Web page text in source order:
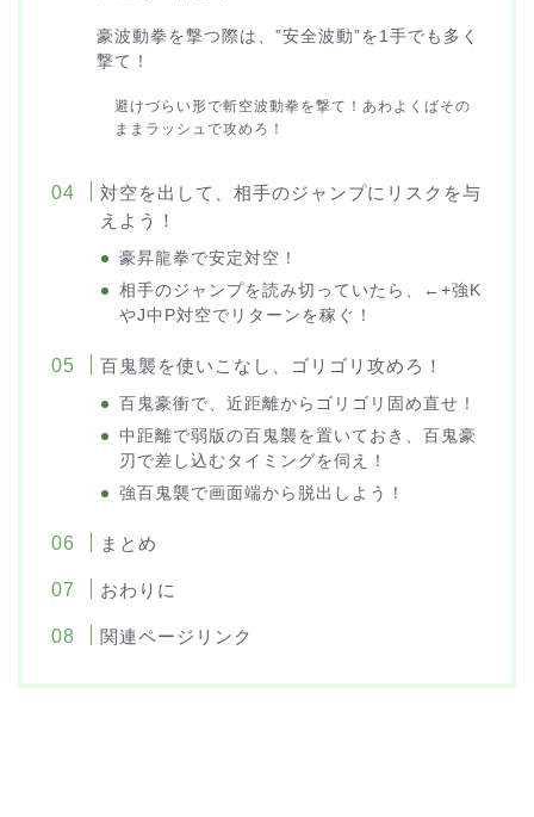
豪波動拳を撃つ際は、”安全波動”を1手でも多く
撃て！
避けづらい形で斬空波動拳を撃て！あわよくばその
ままラッシュで攻めろ！
対空を出して、相手のジャンプにリスクを与
えよう！
豪昇龍拳で安定対空！
相手のジャンプを読み切っていたら、←+強K
やJ中P対空でリターンを稼ぐ！
百鬼襲を使いこなし、ゴリゴリ攻めろ！
百鬼豪衝で、近距離からゴリゴリ固め直せ！
中距離で弱版の百鬼襲を置いておき、百鬼豪
刃で差し込むタイミングを伺え！
強百鬼襲で画面端から脱出しよう！
まとめ
おわりに
関連ページリンク